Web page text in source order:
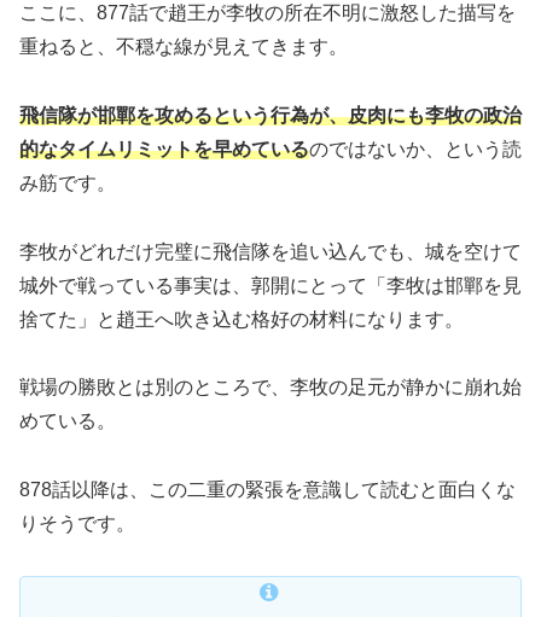
ここに、877話で趙王が李牧の所在不明に激怒した描写を
重ねると、不穏な線が見えてきます。
飛信隊が邯鄲を攻めるという行為が、皮肉にも李牧の政治
的なタイムリミットを早めているのではないか、という読
み筋です。
李牧がどれだけ完璧に飛信隊を追い込んでも、城を空けて
城外で戦っている事実は、郭開にとって「李牧は邯鄲を見
捨てた」と趙王へ吹き込む格好の材料になります。
戦場の勝敗とは別のところで、李牧の足元が静かに崩れ始
めている。
878話以降は、この二重の緊張を意識して読むと面白くな
りそうです。